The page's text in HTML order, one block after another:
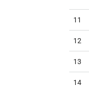
11
12
13
14